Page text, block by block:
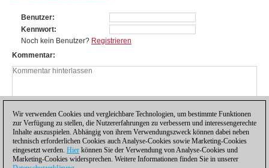
Benutzer
Kennwort
Noch kein Benutzer? Registrieren
Kommentar
Wir verwenden Cookies und vergleichbare Technologien, um bestimmte Funktionen
zur Verfügung zu stellen, die Nutzererfahrungen zu verbessern und interessengerechte
Inhalte auszuspielen. Abhängig von ihrem Verwendungszweck können dabei neben
technisch erforderlichen Cookies auch Analyse-Cookies sowie Marketing-Cookies
eingesetzt werden. Hier können Sie der Verwendung von Analyse-Cookies und
Marketing-Cookies widersprechen. Weitere Informationen finden Sie in unserer